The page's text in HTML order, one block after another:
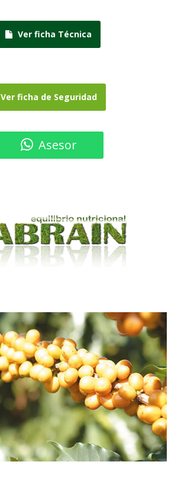
Ver ficha Técnica
Ver ficha de Seguridad
Asesor